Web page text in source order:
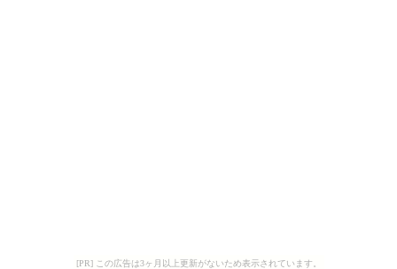
[PR] この広告は3ヶ月以上更新がないため表示されています。